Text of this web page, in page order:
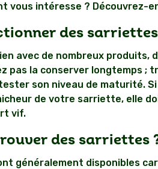
vous intéresse ? Découvrez-
des
avec de nombreux
pas la conserver longtemps ;
son niveau de maturité.
de votre sarriette, elle
vif.
des sarriettes
généralement disponibles